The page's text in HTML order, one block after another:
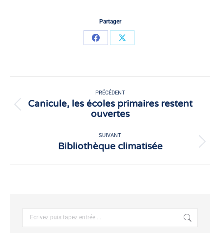
Partager
PartagerPartager
article
PRÉCÉDENT
Article
précédent
Canicule, les écoles primaires restent
ouvertes
SUIVANT
Article
Bibliothèque climatisée